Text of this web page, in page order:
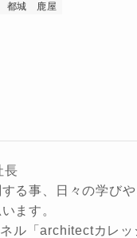
都城 鹿屋
長
る事、日々の学び
ます。
ル「architectカレッ